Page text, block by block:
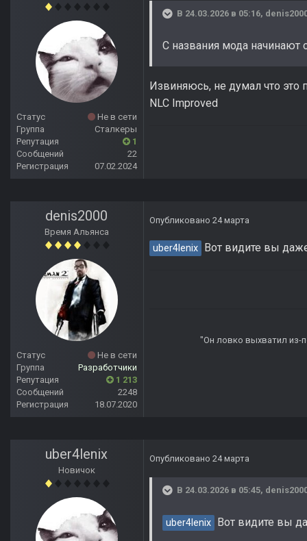
Статус
Не в сети
Группа
Сталкеры
Репутация
1
Сообщений
22
Регистрация
07.02.2024
В 24.03.2026 в 05:16,
С названия мода начинают
Извиняюсь, не думал что это
NLC Improved
denis2000
Время Альянса
Статус
Не в сети
Группа
Разработчики
Репутация
1 213
Сообщений
2248
Регистрация
18.07.2020
Опубликовано 24 марта
uber4lenix Вот видите вы
"Он ловко выхватил из-
uber4lenix
Новичок
Опубликовано 24 марта
В 24.03.2026 в 05:45,
uber4lenix Вот видите вы